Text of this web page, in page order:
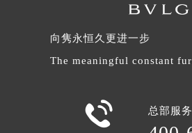
内蒙古自治
内蒙古自
内蒙古自治
内蒙古自治
内蒙古自
内蒙古自治
内蒙古自
向隽永恒久更进一步
The meaningful constant
 总部服